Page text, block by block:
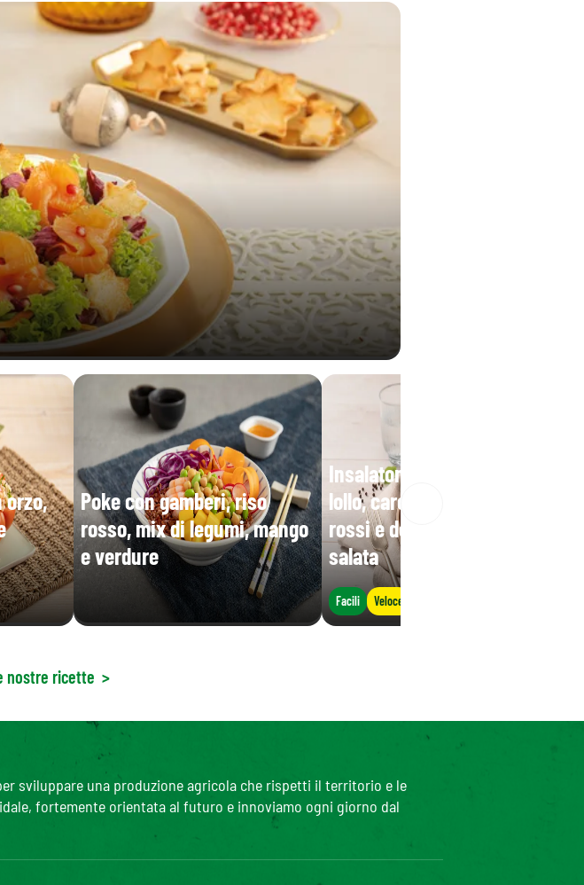
Poke con gamberi, riso
rosso, mix di legumi, mango
e verdure
Insalatona base iceberg e
lollo, carote, mais, fagioli
rossi e decorata con ricotta
salata
Facili Veloce
nostre ricette >
sviluppare una produzione agricola che rispetti il territorio e le
fortemente orientata al futuro e innoviamo ogni giorno dal